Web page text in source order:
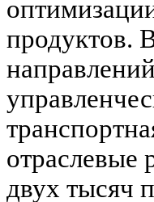
продуктов.
отраслевые
двух тысяч